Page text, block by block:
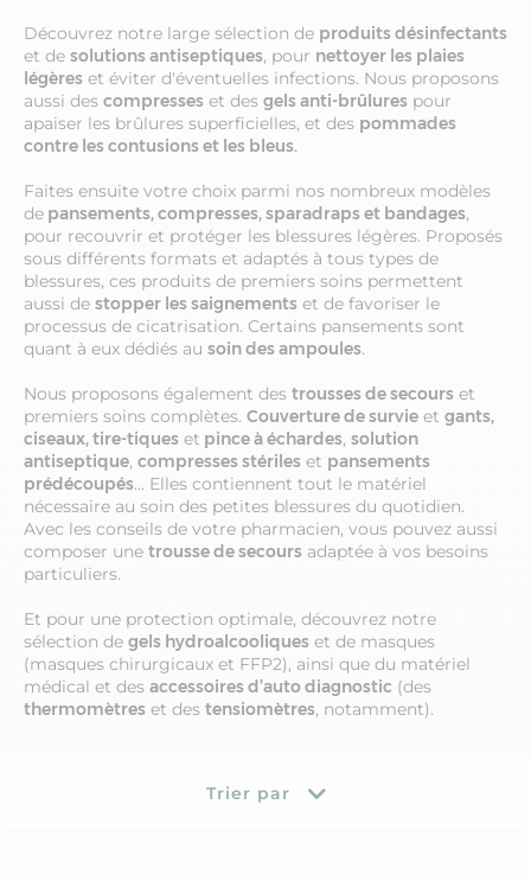
Découvrez notre large sélection de produits désinfectants
et de solutions antiseptiques, pour nettoyer les plaies
légères et éviter d'éventuelles infections. Nous proposons
aussi des compresses et des gels anti-brûlures pour
apaiser les brûlures superficielles, et des pommades
contre les contusions et les bleus.
Faites ensuite votre choix parmi nos nombreux modèles
de pansements, compresses, sparadraps et bandages,
pour recouvrir et protéger les blessures légères. Proposés
sous différents formats et adaptés à tous types de
blessures, ces produits de premiers soins permettent
aussi de stopper les saignements et de favoriser le
processus de cicatrisation. Certains pansements sont
quant à eux dédiés au soin des ampoules.
Nous proposons également des trousses de secours et
premiers soins complètes. Couverture de survie et gants,
ciseaux, tire-tiques et pince à échardes, solution
antiseptique, compresses stériles et pansements
prédécoupés… Elles contiennent tout le matériel
nécessaire au soin des petites blessures du quotidien.
Avec les conseils de votre pharmacien, vous pouvez aussi
composer une trousse de secours adaptée à vos besoins
particuliers.
Et pour une protection optimale, découvrez notre
sélection de gels hydroalcooliques et de masques
(masques chirurgicaux et FFP2), ainsi que du matériel
médical et des accessoires d’auto diagnostic (des
thermomètres et des tensiomètres, notamment).
Trier par